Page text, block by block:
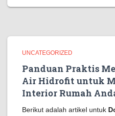
UNCATEGORIZED
Panduan Praktis
Air Hidrofit untuk
Interior Rumah
Berikut adalah artikel untuk